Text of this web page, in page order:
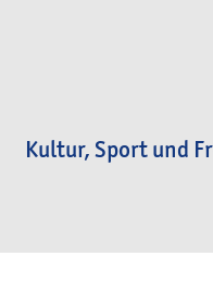
Kultur, Sport und